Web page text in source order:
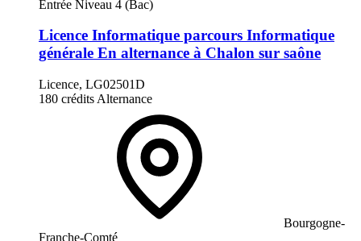
Entrée Niveau 4 (Bac)
Licence Informatique parcours Informatique
générale En alternance à Chalon sur saône
Licence, LG02501D
180 crédits Alternance
Bourgogne-
Franche-Comté